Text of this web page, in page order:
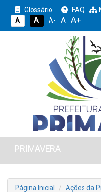
Glossário FAQ
A
A A- A A+
PRIMAVERA
Página Inicial
Ações da